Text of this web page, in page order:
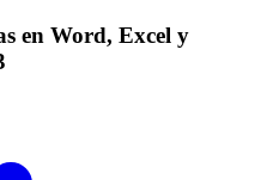
en Word, Excel y